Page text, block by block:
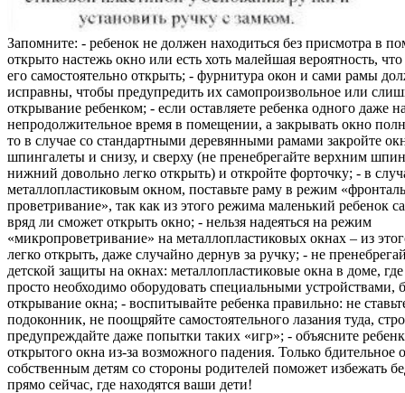
Запомните: - ребенок не должен находиться без присмотра в
открыто настежь окно или есть хоть малейшая вероятность,
его самостоятельно открыть; - фурнитура окон и сами рамы
исправны, чтобы предупредить их самопроизвольное или
открывание ребенком; - если оставляете ребенка одного даже
непродолжительное время в помещении, а закрывать окно
то в случае со стандартными деревянными рамами закройте
шпингалеты и снизу, и сверху (не пренебрегайте верхним
нижний довольно легко открыть) и откройте форточку; - в
металлопластиковым окном, поставьте раму в режим
проветривание», так как из этого режима маленький ребенок
вряд ли сможет открыть окно; - нельзя надеяться на режим
«микропроветривание» на металлопластиковых окнах – из
легко открыть, даже случайно дернув за ручку; - не
детской защиты на окнах: металлопластиковые окна в доме, где
просто необходимо оборудовать специальными
открывание окна; - воспитывайте ребенка правильно: не
подоконник, не поощряйте самостоятельного лазания туда,
предупреждайте даже попытки таких «игр»; - объясните
открытого окна из-за возможного падения. Только бдительное
собственным детям со стороны родителей поможет избежать
прямо сейчас, где находятся ваши дети!